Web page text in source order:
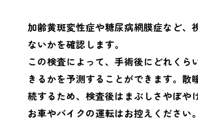
加齢黄斑変性症や糖尿病網膜症など、
ないかを確認します。
この検査によって、手術後にどれくら
きるかを予測することができます。散
続するため、検査後はまぶしさやぼや
お車やバイクの運転はお控えください。